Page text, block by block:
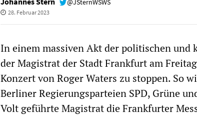
@JSternWSWS
28. Februar 2023
In einem massiven Akt der politischen und
der Magistrat der Stadt Frankfurt am
Konzert von Roger Waters zu stoppen. So
Berliner Regierungsparteien SPD, Grüne
Volt geführte Magistrat die Frankfurter